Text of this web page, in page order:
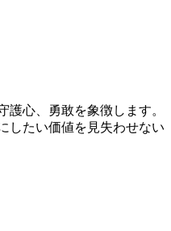
護心、勇敢を象徴します。
したい価値を見失わせない